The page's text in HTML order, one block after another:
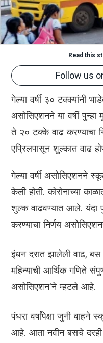
Read this
Follow us
गेल्या वर्षी ३० टक्क्यांनी
असोसिएशनने या वर्षी
ते २० टक्के वाढ करण्याचा
एप्रिलपासून शुल्कात वाढ
गेल्या वर्षी असोसिएशनने
केली होती. कोरोनाच्या
शुल्क वाढवण्यात आले. यंदा
करण्याचा निर्णय
इंधन दरात झालेली वाढ, बस
महिन्याची आर्थिक गणिते
असोसिएशन'ने म्हटले आहे.
पंधरा वर्षांपेक्षा जुनी
आहे. आता नवीन बसचे